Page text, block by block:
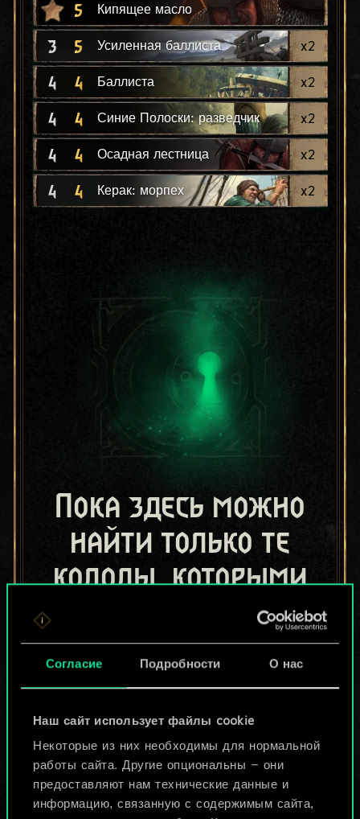
Согласие Подробности О нас
Наш сайт использует файлы cookie
Некоторые из них необходимы для нормальной
работы сайта. Другие опциональны — они
предоставляют нам технические данные и
информацию, связанную с содержимым сайта,
5 Кипящее масло
3 5 Усиленная баллиста x2
4 4 Баллиста x2
4 4 Синие Полоски: разведчик x2
4 4 Осадная лестница x2
4 4 Керак: морпех x2
Пока здесь можно
найти только те
колоды, которыми
поделились другие
игроки.
Но их может быть
больше!